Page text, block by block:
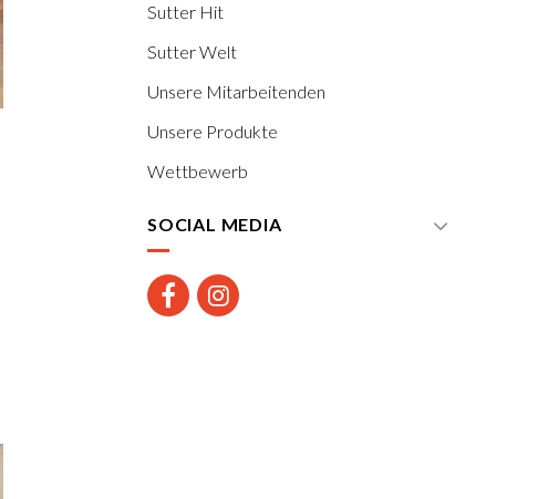
Sutter Hit
Sutter Welt
Unsere Mitarbeitenden
Unsere Produkte
Wettbewerb
SOCIAL MEDIA